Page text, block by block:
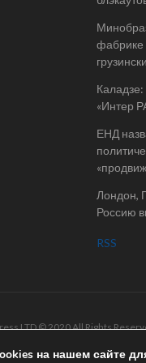
фабрике
«Интер
ЕНД
Лондон,
Россию
RSS
LTD © 2020 All Rights
на нашем сайте